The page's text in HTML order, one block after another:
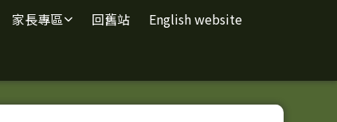
家長專區 回舊站 English website